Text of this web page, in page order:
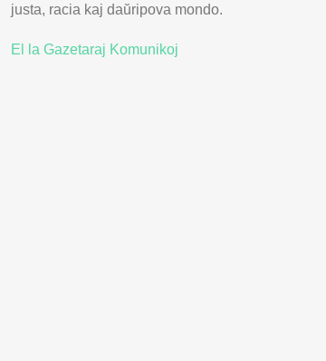
justa, racia kaj daŭripova mondo.
El la Gazetaraj Komunikoj